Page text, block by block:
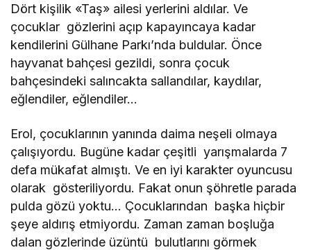
Dört kişilik «Taş» ailesi yerlerini aldılar. Ve
çocuklar gözlerini açıp kapayıncaya kadar
kendilerini Gülhane Parkı’nda buldular. Önce
hayvanat bahçesi gezildi, sonra çocuk
bahçesindeki salıncakta sallandılar, kaydılar,
eğlendiler, eğlendiler…
Erol, çocuklarının yanında daima neşeli olmaya
çalışıyordu. Bugüne kadar çeşitli yarışmalarda 7
defa mükafat almıştı. Ve en iyi karakter oyuncusu
olarak gösteriliyordu. Fakat onun şöhretle parada
pulda gözü yoktu… Çocuklarından başka hiçbir
şeye aldırış etmiyordu. Zaman zaman boşluğa
dalan gözlerinde üzüntü bulutlarını görmek